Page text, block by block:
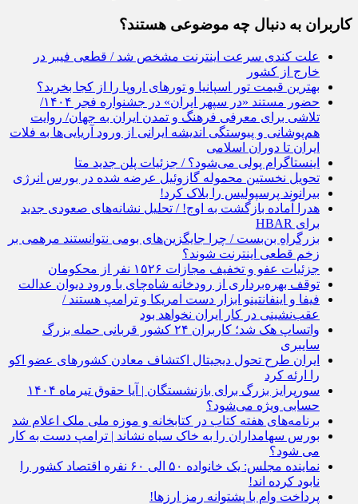
کاربران به دنبال چه موضوعی هستند؟
علت کندی سرعت اینترنت مشخص شد / قطعی فیبر در
خارج از کشور
بهترین قیمت تور اسپانیا و تورهای اروپا را از کجا بخرید؟
حضور مستند «در سپهر ایران» در جشنواره فجر ۱۴۰۴/
تلاشی برای معرفی فرهنگ و تمدن ایران به جهان/ روایت
هم‌پوشانی و پیوستگی اندیشه ایرانی از ورود آریایی‌ها به فلات
ایران تا دوران اسلامی
اینستاگرام پولی می‌شود؟ / جزئیات پلن جدید متا
تحویل نخستین محموله گازوئیل عرضه شده در بورس انرژی
بیرانوند پرسپولیس را بلاک کرد!
هدرا آماده بازگشت به اوج! / تحلیل نشانه‌های صعودی جدید
برای HBAR
بزرگراهِ بن‌بست / چرا جایگزین‌های بومی نتوانستند مرهمی بر
زخم قطعی اینترنت شوند؟
جزئیات عفو و تخفیف مجازات ۱۵۲۶ نفر از محکومان
توقف بهره‌برداری از رودخانه شاه‌چای با ورود دیوان عدالت
فیفا و اینفانتینو ابزار دست امریکا و ترامپ هستند /
عقب‌نشینی در کار ایران نخواهد بود
واتساپ هک شد؛ کاربران ۲۴ کشور قربانی حمله بزرگ
سایبری
ایران طرح تحول دیجیتال اکتشاف معادن کشورهای عضو اکو
را ارئه کرد
سورپرایز بزرگ برای بازنشستگان | آیا حقوق تیرماه ۱۴۰۴
حسابی ویژه می‌شود؟
برنامه‌های هفته کتاب در کتابخانه و موزه ملی ملک اعلام شد
بورس سهامداران را به خاک سیاه نشاند | ترامپ دست به کار
می شود؟
نماینده مجلس: یک خانواده‌ ۵۰ الی ۶۰ نفره اقتصاد کشور را
نابود کرده‌ اند!
پرداخت وام با پشتوانه رمز ارزها!